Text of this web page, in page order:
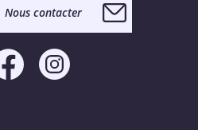
Nous contacter